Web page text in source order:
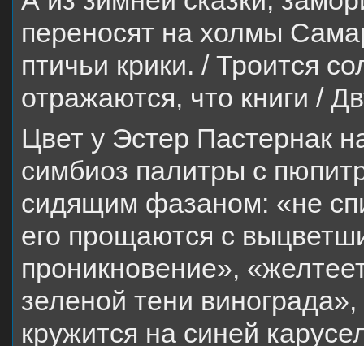
переносят на холмы
птичьи крики. / Троится
отражаются, что книги /
Цвет у Эстер Пастернак
симбиоз палитры с
сидящим фазаном: «не
его прощаются с
проникновение»,
зеленой тени
кружится на синей